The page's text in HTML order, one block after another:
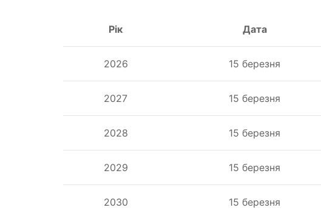
Рік Дата
2026 15 березня
2027 15 березня
2028 15 березня
2029 15 березня
2030 15 березня